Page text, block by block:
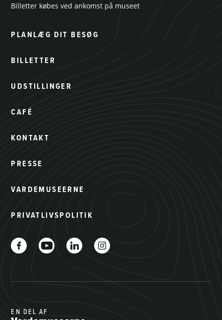
Billetter købes ved ankomst på museet
PLANLÆG DIT BESØG
BILLETTER
UDSTILLINGER
CAFÉ
KONTAKT
PRESSE
VARDEMUSEERNE
PRIVATLIVSPOLITIK
EN DEL AF